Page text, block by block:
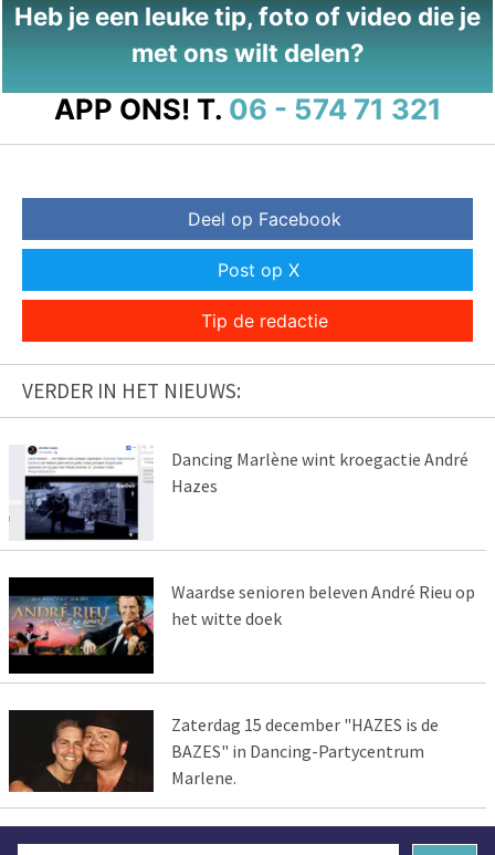
Heb je een leuke tip, foto of video die je
met ons wilt delen?
APP ONS! T. 06 - 574 71 321
Deel op Facebook
Post op X
Tip de redactie
VERDER IN HET NIEUWS:
Dancing Marlène wint kroegactie André
Hazes
Waardse senioren beleven André Rieu op
het witte doek
Zaterdag 15 december "HAZES is de
BAZES" in Dancing-Partycentrum
Marlene.